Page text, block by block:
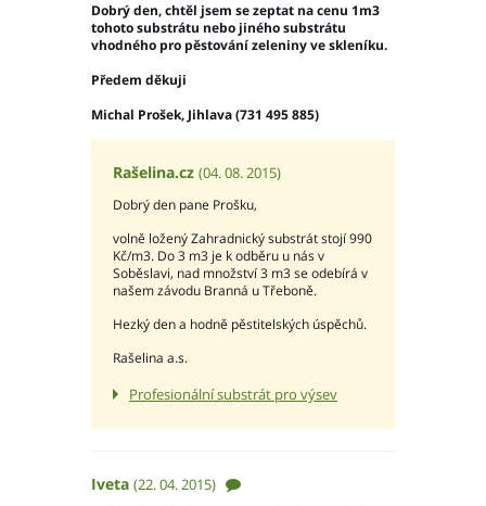
Základní kontaktní údaje
Lidé ve firmě
Výrobní závody
Dobrý den, chtěl jsem se zeptat na cenu 1m3
tohoto substrátu nebo jiného substrátu
vhodného pro pěstování zeleniny ve skleníku.
Předem děkuji
Michal Prošek, Jihlava (731 495 885)
Rašelina.cz (04. 08. 2015)
Dobrý den pane Prošku,
volně ložený Zahradnický substrát stojí 990
Kč/m3. Do 3 m3 je k odběru u nás v
Soběslavi, nad množství 3 m3 se odebírá v
našem závodu Branná u Třeboně.
Hezký den a hodně pěstitelských úspěchů.
Rašelina a.s.
Profesionální substrát pro výsev
Iveta (22. 04. 2015)